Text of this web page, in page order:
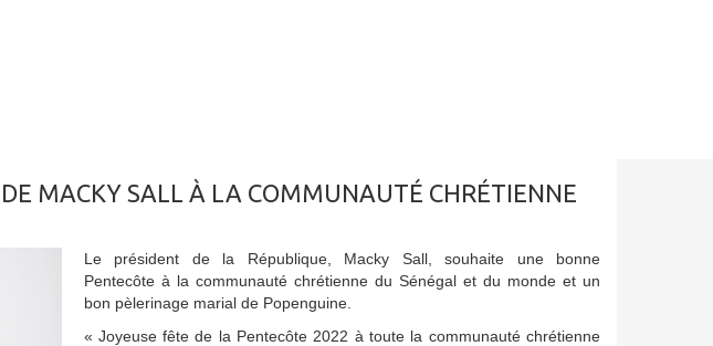
MACKY SALL À LA COMMUNAUTÉ CHRÉTIENNE
Le président de la République, Macky Sall, souhaite une bonne
Pentecôte à la communauté chrétienne du Sénégal et du monde et un
bon pèlerinage marial de Popenguine.
« Joyeuse fête de la Pentecôte 2022 à toute la communauté chrétienne